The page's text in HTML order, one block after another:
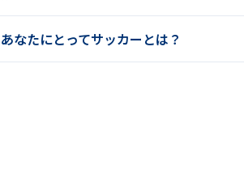
あなたにとってサッカーとは？